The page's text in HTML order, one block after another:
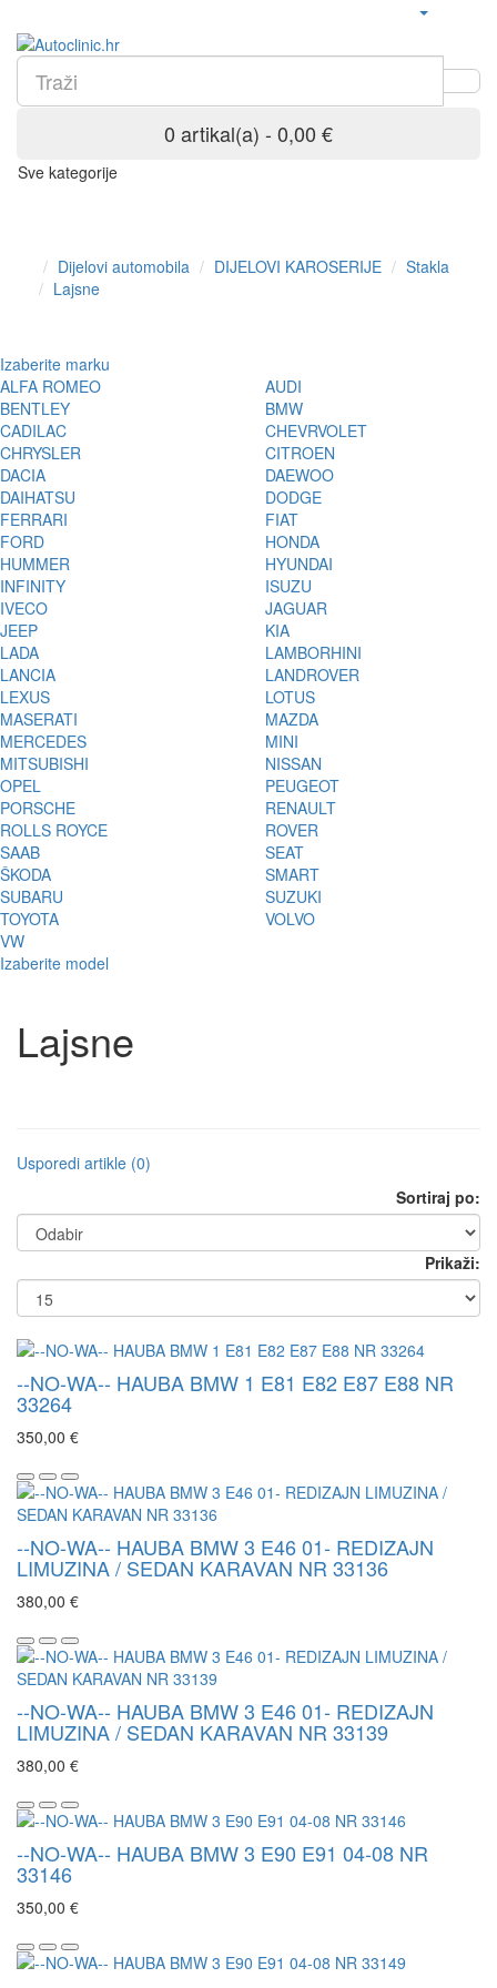
0 artikal(a) - 0,00 €
Sve kategorije
Dijelovi automobila DIJELOVI KAROSERIJE
Stakla
Lajsne
Izaberite marku
ALFA ROMEO
AUDI
BENTLEY
BMW
CADILAC
CHEVRVOLET
CHRYSLER
CITROEN
DACIA
DAEWOO
DAIHATSU
DODGE
FERRARI
FIAT
FORD
HONDA
HUMMER
HYUNDAI
INFINITY
ISUZU
IVECO
JAGUAR
JEEP
KIA
LADA
LAMBORHINI
LANCIA
LANDROVER
LEXUS
LOTUS
MASERATI
MAZDA
MERCEDES
MINI
MITSUBISHI
NISSAN
OPEL
PEUGEOT
PORSCHE
RENAULT
ROLLS ROYCE
ROVER
SAAB
SEAT
ŠKODA
SMART
SUBARU
SUZUKI
TOYOTA
VOLVO
VW
Izaberite model
Lajsne
Usporedi artikle (0)
Sortiraj po:
Prikaži:
--NO-WA-- HAUBA BMW 1 E81 E82 E87 E88 NR
33264
350,00 €
--NO-WA-- HAUBA BMW 3 E46 01- REDIZAJN
LIMUZINA / SEDAN KARAVAN NR 33136
380,00 €
--NO-WA-- HAUBA BMW 3 E46 01- REDIZAJN
LIMUZINA / SEDAN KARAVAN NR 33139
380,00 €
--NO-WA-- HAUBA BMW 3 E90 E91 04-08 NR
33146
350,00 €